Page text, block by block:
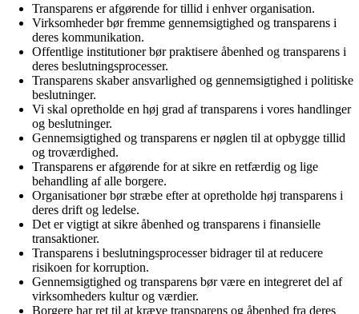
Transparens er afgørende for tillid i enhver organisation.
Virksomheder bør fremme gennemsigtighed og transparens i
deres kommunikation.
Offentlige institutioner bør praktisere åbenhed og transparens i
deres beslutningsprocesser.
Transparens skaber ansvarlighed og gennemsigtighed i politiske
beslutninger.
Vi skal opretholde en høj grad af transparens i vores handlinger
og beslutninger.
Gennemsigtighed og transparens er nøglen til at opbygge tillid
og troværdighed.
Transparens er afgørende for at sikre en retfærdig og lige
behandling af alle borgere.
Organisationer bør stræbe efter at opretholde høj transparens i
deres drift og ledelse.
Det er vigtigt at sikre åbenhed og transparens i finansielle
transaktioner.
Transparens i beslutningsprocesser bidrager til at reducere
risikoen for korruption.
Gennemsigtighed og transparens bør være en integreret del af
virksomheders kultur og værdier.
Borgere har ret til at kræve transparens og åbenhed fra deres